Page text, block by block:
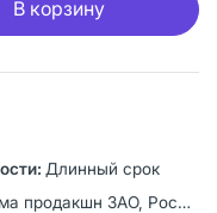
В корзину
Длинный срок
Канонфарма продакшн ЗАО, Россия